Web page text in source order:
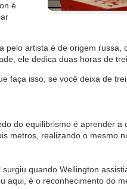
é
pelo artista é de origem russa,
ele dedica duas horas de
faça isso, se você deixa de
do equilibrismo é aprender a
metros, realizando o mesmo
quando Wellington
aqui, é o reconhecimento do